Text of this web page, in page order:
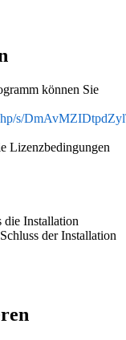
können Sie
s/
Lizenzbedingungen
die Installation
der Installation